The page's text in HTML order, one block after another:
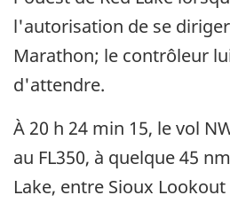
l'autorisation de se
Marathon; le contrôleur
d'attendre.
À 20 h 24 min 15, le vol
au FL350, à quelque 45
Lake, entre Sioux Lookout